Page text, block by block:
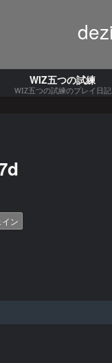
WIZ五つの試練
WIZ五つの試練のプレイ日記
イン